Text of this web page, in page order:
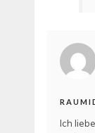
Ich